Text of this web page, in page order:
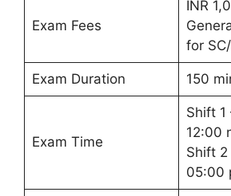
Exam Fees
INR
for
Exam Duration 150
Exam Time
Shift
12:00
Shift
05:00